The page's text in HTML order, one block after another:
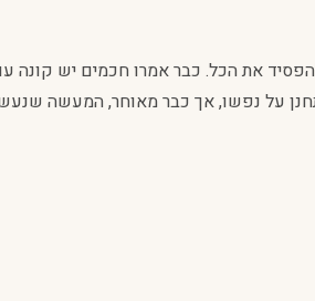
את הכל. כבר אמרו חכמים יש
נפשו, אך כבר מאוחר, המעשה שנעשה